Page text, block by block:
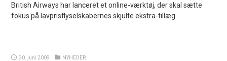
British Airways har lanceret et online-værktøj, der skal sætte
fokus på lavprisflyselskabernes skjulte ekstra-tillæg.
30. juni 2009 NYHEDER